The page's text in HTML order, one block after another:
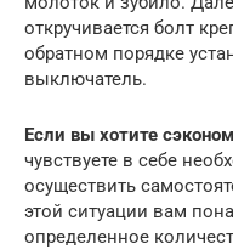
откручивается болт
обратном порядке
выключатель.
Если вы хотите
чувствуете в себе
осуществить
этой ситуации вам
определенное